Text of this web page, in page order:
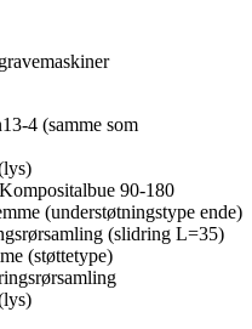
4 (samme som
90-180
(understøtningstype ende)
(slidring L=35)
(støttetype)